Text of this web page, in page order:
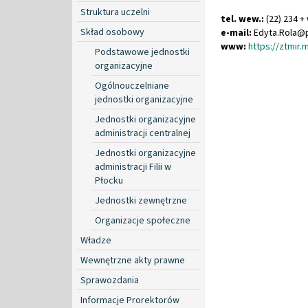
Struktura uczelni
Skład osobowy
Podstawowe jednostki
organizacyjne
Ogólnouczelniane
jednostki organizacyjne
Jednostki organizacyjne
administracji centralnej
Jednostki organizacyjne
administracji Filii w
Płocku
Jednostki zewnętrzne
Organizacje społeczne
Władze
Wewnętrzne akty prawne
Sprawozdania
Informacje Prorektorów
tel. wew.: (22) 234
e-mail: Edyta.
www: https://